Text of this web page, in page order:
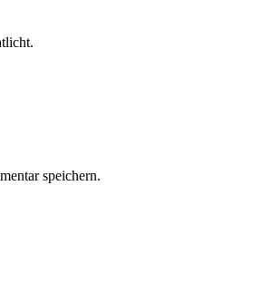
speichern.